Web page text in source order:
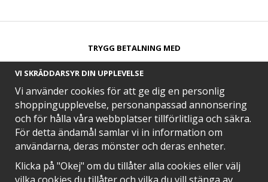
TRYGG BETALNING MED​
SNABB LEVERANS MED
VI SKRÄDDARSYR DIN UPPLEVELSE
Vi använder cookies för att ge dig en personlig
shoppingupplevelse, personanpassad annonsering
och för hålla våra webbplatser tillförlitliga och säkra.
För detta ändamål samlar vi in information om
användarna, deras mönster och deras enheter.
Klicka på "Okej" om du tillåter alla cookies eller välj